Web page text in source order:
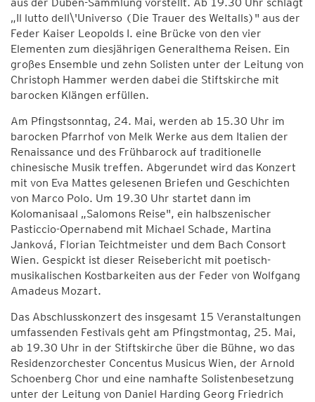
„Il lutto dell\'Universo (Die Trauer des Weltalls)" aus der
Feder Kaiser Leopolds I. eine Brücke von den vier
Elementen zum diesjährigen Generalthema Reisen. Ein
großes Ensemble und zehn Solisten unter der Leitung von
Christoph Hammer werden dabei die Stiftskirche mit
barocken Klängen erfüllen.
Am Pfingstsonntag, 24. Mai, werden ab 15.30 Uhr im
barocken Pfarrhof von Melk Werke aus dem Italien der
Renaissance und des Frühbarock auf traditionelle
chinesische Musik treffen. Abgerundet wird das Konzert
mit von Eva Mattes gelesenen Briefen und Geschichten
von Marco Polo. Um 19.30 Uhr startet dann im
Kolomanisaal „Salomons Reise", ein halbszenischer
Pasticcio-Opernabend mit Michael Schade, Martina
Janková, Florian Teichtmeister und dem Bach Consort
Wien. Gespickt ist dieser Reisebericht mit poetisch-
musikalischen Kostbarkeiten aus der Feder von Wolfgang
Amadeus Mozart.
Das Abschlusskonzert des insgesamt 15 Veranstaltungen
umfassenden Festivals geht am Pfingstmontag, 25. Mai,
ab 19.30 Uhr in der Stiftskirche über die Bühne, wo das
Residenzorchester Concentus Musicus Wien, der Arnold
Schoenberg Chor und eine namhafte Solistenbesetzung
unter der Leitung von Daniel Harding Georg Friedrich